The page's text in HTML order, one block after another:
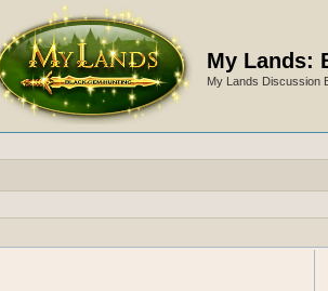
My Lands:
My Lands Discussion